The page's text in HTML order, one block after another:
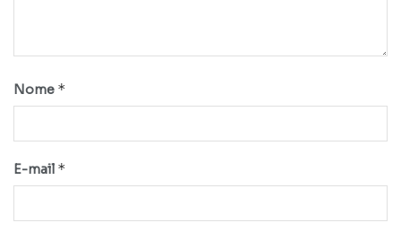
Nome *
E-mail *